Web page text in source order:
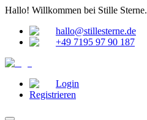
Hallo! Willkommen bei Stille Sterne.
hallo@stillesterne.de
+49 7195 97 90 187
Login
Registrieren